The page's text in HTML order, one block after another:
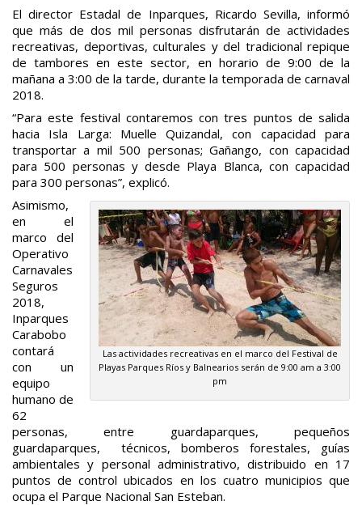
El director Estadal de Inparques, Ricardo Sevilla, informó
que más de dos mil personas disfrutarán de actividades
recreativas, deportivas, culturales y del tradicional repique
de tambores en este sector, en horario de 9:00 de la
mañana a 3:00 de la tarde, durante la temporada de carnaval
2018.
“Para este festival contaremos con tres puntos de salida
hacia Isla Larga: Muelle Quizandal, con capacidad para
transportar a mil 500 personas; Gañango, con capacidad
para 500 personas y desde Playa Blanca, con capacidad
para 300 personas”, explicó.
Las actividades recreativas en el marco del Festival de
Playas Parques Ríos y Balnearios serán de 9:00 am a 3:00
pm
Asimismo,
en el
marco del
Operativo
Carnavales
Seguros
2018,
Inparques
Carabobo
contará
con un
equipo
humano de
62
personas, entre guardaparques, pequeños
guardaparques, técnicos, bomberos forestales, guías
ambientales y personal administrativo, distribuido en 17
puntos de control ubicados en los cuatro municipios que
ocupa el Parque Nacional San Esteban.